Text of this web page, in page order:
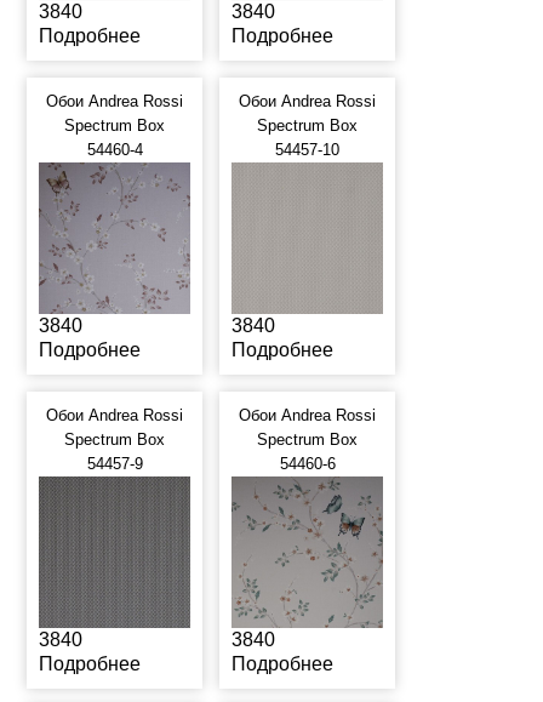
3840
Подробнее
3840
Подробнее
Обои Andrea Rossi
Spectrum Box
54460-4
3840
Подробнее
Обои Andrea Rossi
Spectrum Box
54457-10
3840
Подробнее
Обои Andrea Rossi
Spectrum Box
54457-9
3840
Подробнее
Обои Andrea Rossi
Spectrum Box
54460-6
3840
Подробнее